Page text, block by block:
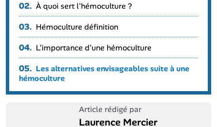
02. À quoi sert l'hémoculture ?
03. Hémoculture définition
04. L'importance d'une hémoculture
05. Les alternatives envisageables suite à une
hémoculture
Article rédigé par
Laurence Mercier